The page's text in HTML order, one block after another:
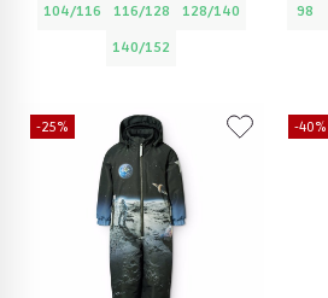
104/116 116/128
128/140
140/152
98
-25% -40%